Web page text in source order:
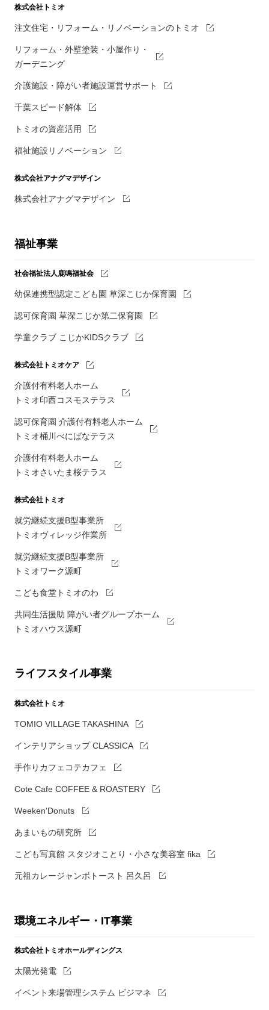
株式会社トミオ
注文住宅・リフォーム・リノベーションのトミオ
リフォーム・外壁塗装・小屋作り・
ガーデニング
介護施設・障がい者施設運営サポート
千葉スピード解体
トミオの資産活用
福祉施設リノベーション
株式会社アナグマデザイン
株式会社アナグマデザイン
福祉事業
社会福祉法人鹿鳴福祉会
幼保連携型認定こども園 草深こじか保育園
認可保育園 草深こじか第二保育園
学童クラブ こじかKIDSクラブ
株式会社トミオケア
介護付有料老人ホーム
トミオ印西コスモステラス
認可保育園 介護付有料老人ホーム
トミオ桶川べにばなテラス
介護付有料老人ホーム
トミオさいたま桜テラス
株式会社トミオ
就労継続支援B型事業所
トミオヴィレッジ作業所
就労継続支援B型事業所
トミオワーク源町
こども食堂トミオのわ
共同生活援助 障がい者グループホーム
トミオハウス源町
ライフスタイル事業
株式会社トミオ
TOMIO VILLAGE TAKASHINA
インテリアショップ CLASSICA
手作りカフェコテカフェ
Cote Cafe COFFEE & ROASTERY
Weeken'Donuts
あまいもの研究所
こども写真館 スタジオことり・小さな美容室 fika
元祖カレージャンボトースト 呂久呂
環境エネルギー・IT事業
株式会社トミオホールディングス
太陽光発電
イベント来場管理システム ビジマネ